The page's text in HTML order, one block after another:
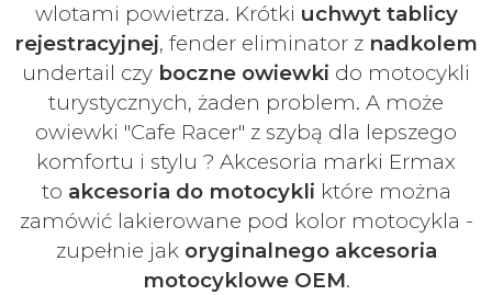
wlotami powietrza. Krótki uchwyt tablicy
rejestracyjnej, fender eliminator z nadkolem
undertail czy boczne owiewki do motocykli
turystycznych, żaden problem. A może
owiewki "Cafe Racer" z szybą dla lepszego
komfortu i stylu ? Akcesoria marki Ermax
to akcesoria do motocykli które można
zamówić lakierowane pod kolor motocykla -
zupełnie jak oryginalnego akcesoria
motocyklowe OEM.